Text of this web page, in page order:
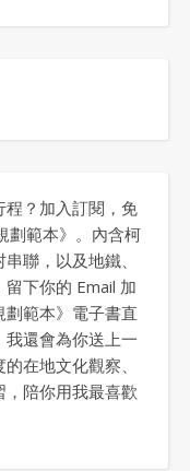
程？加入訂閱，免
劃範本》。內含柯
聯，以及地鐵、
下你的 Email 加
劃範本》電子書直
還會為你送上一
在地文化觀察、
陪你用我最喜歡